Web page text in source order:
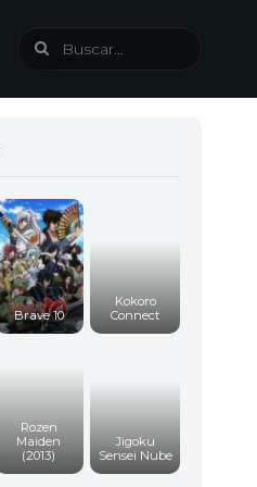
Brave 10
Kokoro
Connect
Rozen
Maiden
(2013)
Jigoku
Sensei Nube